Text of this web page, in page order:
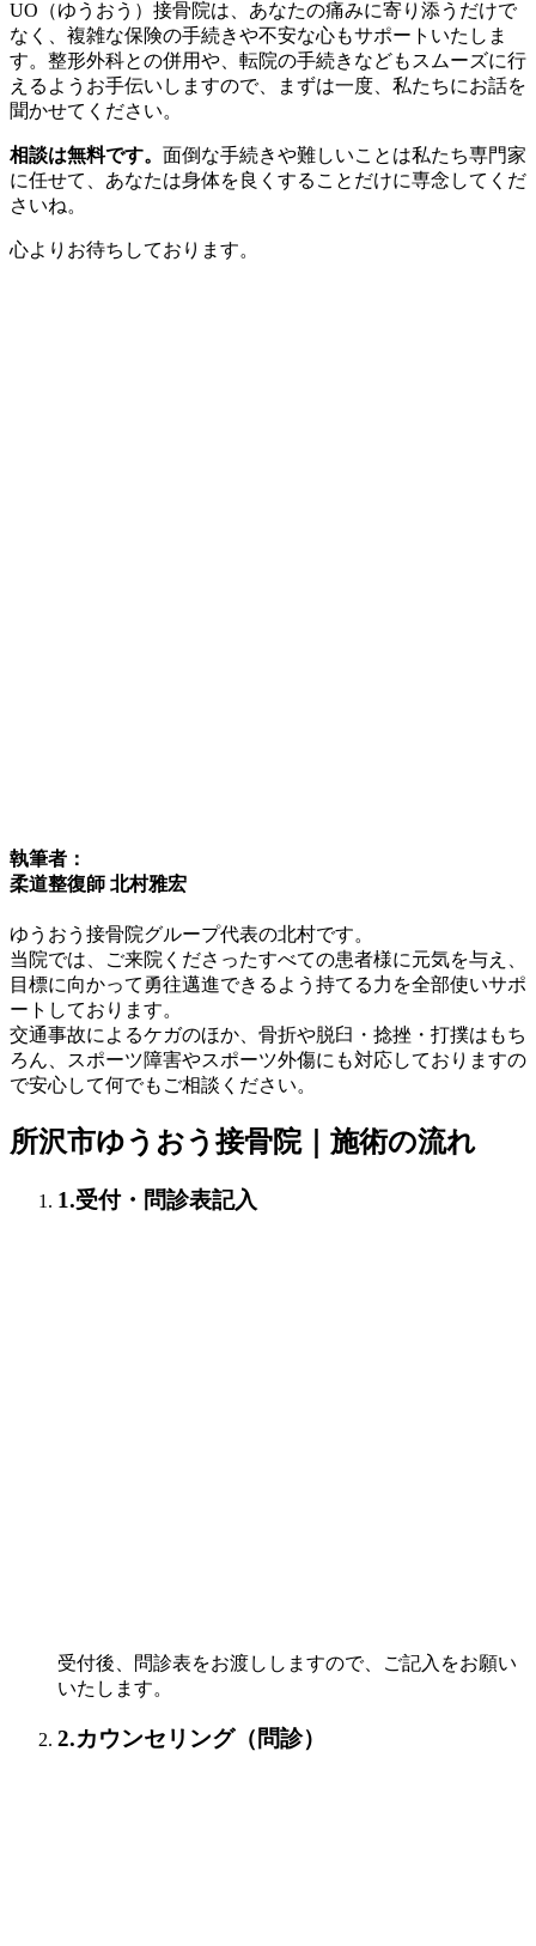
UO（ゆうおう）接骨院は、あなたの痛みに寄り添うだけで
なく、複雑な保険の手続きや不安な心もサポートいたしま
す。整形外科との併用や、転院の手続きなどもスムーズに行
えるようお手伝いしますので、まずは一度、私たちにお話を
聞かせてください。
相談は無料です。 面倒な手続きや難しいことは私たち専門家
に任せて、あなたは身体を良くすることだけに専念してくだ
さいね。
心よりお待ちしております。
執筆者：
柔道整復師 北村雅宏
ゆうおう接骨院グループ代表の北村です。
当院では、ご来院くださったすべての患者様に元気を与え、
目標に向かって勇往邁進できるよう持てる力を全部使いサポ
ートしております。
交通事故によるケガのほか、骨折や脱臼・捻挫・打撲はもち
ろん、スポーツ障害やスポーツ外傷にも対応しておりますの
で安心して何でもご相談ください。
所沢市ゆうおう接骨院｜施術の流れ
1.受付・問診表記入
受付後、問診表をお渡ししますので、ご記入をお願い
いたします。
2.カウンセリング（問診）